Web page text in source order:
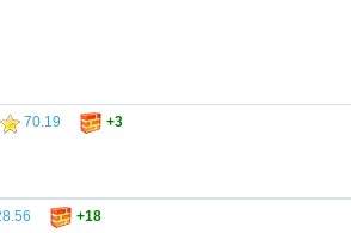
70.19 +3
+18